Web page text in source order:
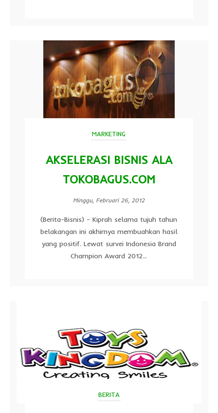
MARKETING
AKSELERASI BISNIS ALA
TOKOBAGUS.COM
Minggu, Februari 26, 2012
(Berita-Bisnis) - Kiprah selama tujuh tahun
belakangan ini akhirnya membuahkan hasil
yang positif. Lewat survei Indonesia Brand
Champion Award 2012...
BERITA